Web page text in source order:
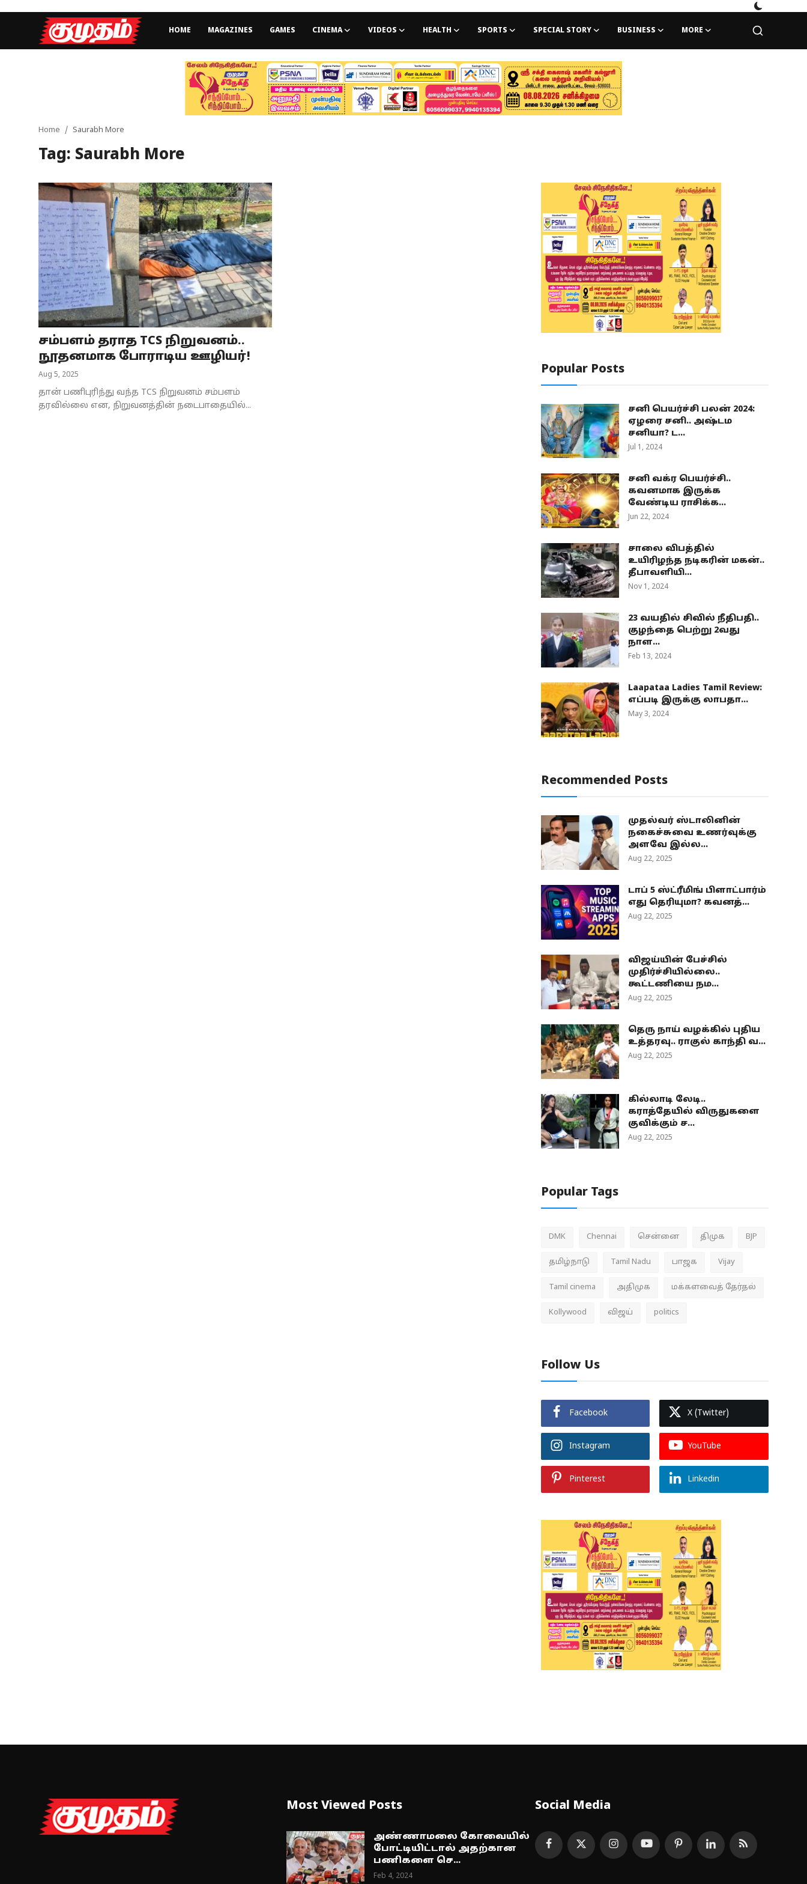
HOME MAGAZINES GAMES CINEMA VIDEOS HEALTH SPORTS SPECIAL STORY BUSINESS MORE
Games
Videos
Special Story
Business
Tamilnadu
National
Home Saurabh More
Tag: Saurabh More
சம்பளம் தராத TCS நிறுவனம்..
நூதனமாக போராடிய ஊழியர்!
Aug 5, 2025
தான் பணிபுரிந்து வந்த TCS நிறுவனம் சம்பளம்
தரவில்லை என, நிறுவனத்தின் நடைபாதையில்...
Popular Posts
சனி பெயர்ச்சி பலன் 2024:
ஏழரை சனி.. அஷ்டம
சனியா? ட...
Jul 1, 2024
சனி வக்ர பெயர்ச்சி..
கவனமாக இருக்க
வேண்டிய ராசிக்க...
Jun 22, 2024
சாலை விபத்தில்
உயிரிழந்த நடிகரின் மகன்..
தீபாவளியி...
Nov 1, 2024
23 வயதில் சிவில் நீதிபதி..
குழந்தை பெற்று 2வது
நாள...
Feb 13, 2024
Laapataa Ladies Tamil Review:
எப்படி இருக்கு லாபதா...
May 3, 2024
Recommended Posts
முதல்வர் ஸ்டாலினின்
நகைச்சுவை உணர்வுக்கு
அளவே இல்ல...
Aug 22, 2025
டாப் 5 ஸ்ட்ரீமிங் பிளாட்பார்ம்
எது தெரியுமா? கவனத்...
Aug 22, 2025
விஜய்யின் பேச்சில்
முதிர்ச்சியில்லை..
கூட்டணியை நம...
Aug 22, 2025
தெரு நாய் வழக்கில் புதிய
உத்தரவு.. ராகுல் காந்தி வ...
Aug 22, 2025
கில்லாடி லேடி..
கராத்தேயில் விருதுகளை
குவிக்கும் ச...
Aug 22, 2025
Popular Tags
DMK Chennai சென்னை திமுக BJP
தமிழ்நாடு Tamil Nadu பாஜக Vijay
Tamil cinema அதிமுக மக்களவைத் தேர்தல்
Kollywood விஜய் politics
Follow Us
Facebook X (Twitter)
Instagram YouTube
Pinterest Linkedin
Most Viewed Posts
அண்ணாமலை கோவையில்
போட்டியிட்டால் அதற்கான
பணிகளை செ...
Feb 4, 2024
Social Media